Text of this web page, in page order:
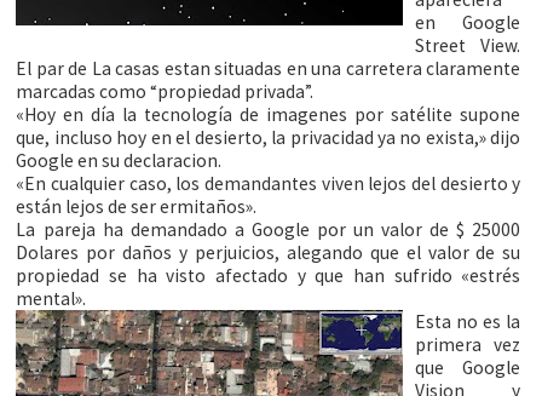
en Google
Street View.
El par de La casas estan situadas en una carretera claramente
marcadas como “propiedad privada”.
«Hoy en día la tecnología de imagenes por satélite supone
que, incluso hoy en el desierto, la privacidad ya no exista,» dijo
Google en su declaracion.
«En cualquier caso, los demandantes viven lejos del desierto y
están lejos de ser ermitaños».
La pareja ha demandado a Google por un valor de $ 25000
Dolares por daños y perjuicios, alegando que el valor de su
propiedad se ha visto afectado y que han sufrido «estrés
mental».
Esta no es la
primera vez
que Google
Vision y